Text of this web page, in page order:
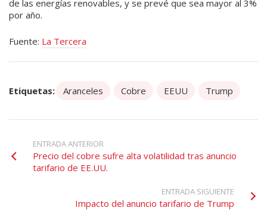
de las energías renovables, y se prevé que sea mayor al 3%
por año.
Fuente: La Tercera
Etiquetas: Aranceles Cobre EEUU Trump
ENTRADA ANTERIOR
Precio del cobre sufre alta volatilidad tras anuncio
tarifario de EE.UU.
ENTRADA SIGUIENTE
Impacto del anuncio tarifario de Trump